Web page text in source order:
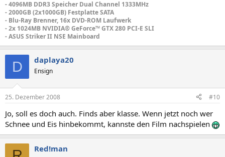
- 4096MB DDR3 Speicher Dual Channel 1333MHz
- 2000GB (2x1000GB) Festplatte SATA
- Blu-Ray Brenner, 16x DVD-ROM Laufwerk
- 2x 1024MB NVIDIA® GeForce™ GTX 280 PCI-E SLI
- ASUS Striker II NSE Mainboard
D daplaya20
Ensign
25. Dezember 2008 #10
Jo, soll es doch auch. Finds aber klasse. Wenn jetzt noch wer
Schnee und Eis hinbekommt, kannste den Film nachspielen
Red!man